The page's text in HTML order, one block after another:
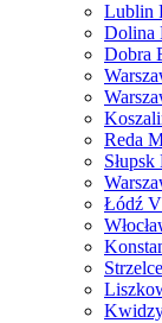
Lublin
Dolina
Dobra
Reda
Łódź